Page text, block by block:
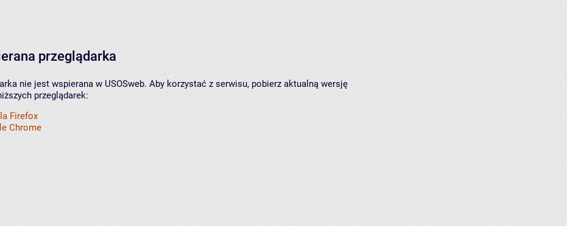
przeglądarka
nie jest wspierana w USOSweb. Aby korzystać z serwisu, pobierz aktualną wersję
przeglądarek:
Firefox
Chrome